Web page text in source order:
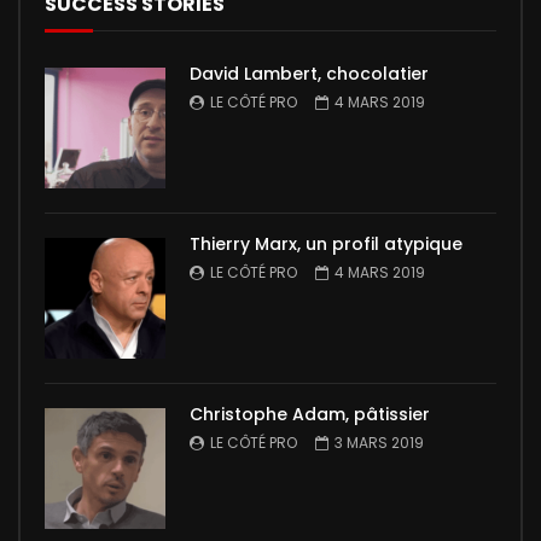
David Lambert, chocolatier
LE CÔTÉ PRO 4 MARS 2019
Thierry Marx, un profil atypique
LE CÔTÉ PRO 4 MARS 2019
Christophe Adam, pâtissier
LE CÔTÉ PRO 3 MARS 2019